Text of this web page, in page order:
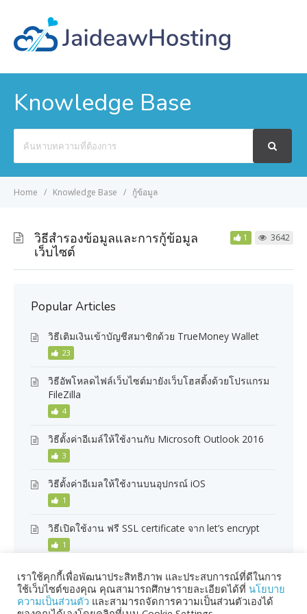
Knowledge Base
For
Home Knowledge Base กู้ข้อมูล
วิธีสำรองข้อมูลและการกู้ข้อมูล
เว็บไซต์
1 3642
Popular Articles
วิธีเติมเงินเข้าบัญชีสมาชิกด้วย TrueMoney Wallet
23
วิธีอัพโหลดไฟล์เว็บไซต์มายังเว็บโฮสติ้งด้วยโปรแกรม
FileZilla
4
วิธีตั้งค่าอีเมล์ให้ใช้งานกับ Microsoft Outlook 2016
3
วิธีตั้งค่าอีเมลให้ใช้งานบนอุปกรณ์ iOS
1
วิธีเปิดใช้งาน ฟรี SSL certificate จาก let’s encrypt
1
เราใช้คุกกี้เพื่อพัฒนาประสิทธิภาพ และประสบการณ์ที่ดีในการ
ใช้เว็บไซต์ของคุณ คุณสามารถศึกษารายละเอียดได้ที่ นโยบาย
ความเป็นส่วนตัว และสามารถจัดการความเป็นส่วนตัวเองได้